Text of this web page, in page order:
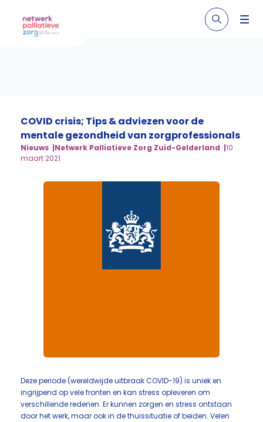
COVID crisis; Tips & adviezen voor de
mentale gezondheid van zorgprofessionals
Nieuws Netwerk Palliatieve Zorg Zuid-Gelderland
10
maart 2021
Deze periode (wereldwijde uitbraak COVID-19) is uniek en
ingrijpend op vele fronten en kan stress opleveren om
verschillende redenen. Er kunnen zorgen en stress ontstaan
door het werk, maar ook in de thuissituatie of beiden. Velen